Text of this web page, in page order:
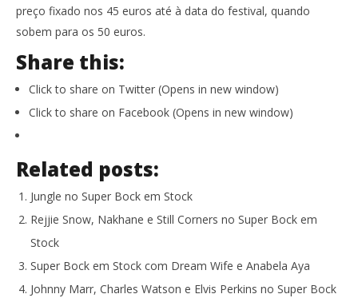
preço fixado nos 45 euros até à data do festival, quando
sobem para os 50 euros.
Share this:
Click to share on Twitter (Opens in new window)
Click to share on Facebook (Opens in new window)
Related posts:
Jungle no Super Bock em Stock
Rejjie Snow, Nakhane e Still Corners no Super Bock em
Stock
Super Bock em Stock com Dream Wife e Anabela Aya
Johnny Marr, Charles Watson e Elvis Perkins no Super Bock